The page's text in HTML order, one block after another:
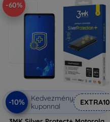
-60%
-10%
Kedvezmény
kuponnal
EXTRA10